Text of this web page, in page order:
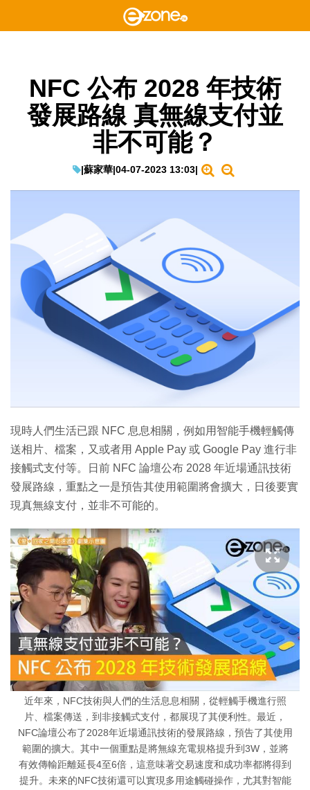
NFC 公布 2028 年技術
發展路線 真無線支付並
非不可能？
|蘇家華|04-07-2023 13:03|
現時人們生活已跟 NFC 息息相關，例如用智能手機輕觸傳
送相片、檔案，又或者用 Apple Pay 或 Google Pay 進行非
接觸式支付等。日前 NFC 論壇公布 2028 年近場通訊技術
發展路線，重點之一是預告其使用範圍將會擴大，日後要實
現真無線支付，並非不可能的。
近年來，NFC技術與人們的生活息息相關，從輕觸手機進行照
片、檔案傳送，到非接觸式支付，都展現了其便利性。最近，
NFC論壇公布了2028年近場通訊技術的發展路線，預告了其使用
範圍的擴大。其中一個重點是將無線充電規格提升到3W，並將
有效傳輸距離延長4至6倍，這意味著交易速度和成功率都將得到
提升。未來的NFC技術還可以實現多用途觸碰操作，尤其對智能